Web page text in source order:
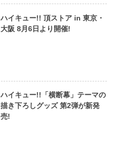
ハイキュー!! 頂ストア in 東京・
大阪 8月6日より開催!
ハイキュー!!「横断幕」テーマの
描き下ろしグッズ 第2弾が新発
売!